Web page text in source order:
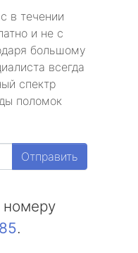
в течении
и не с
большому
всегда
спектр
поломок
Отправить
номеру
.